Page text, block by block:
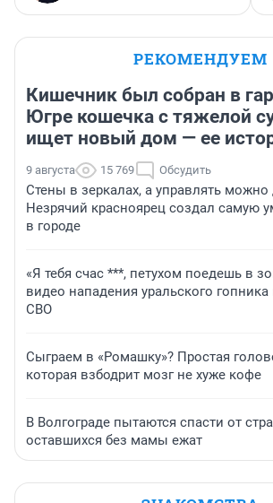
РЕКОМЕНДУЕМ
Кишечник был собран в
Югре кошечка с тяжелой
ищет новый дом — ее
9 августа 15 769 Обсудить
Стены в зеркалах, а управлять
Незрячий красноярец создал самую
в городе
«Я тебя счас ***, петухом поедешь в
видео нападения уральского гопника
СВО
Сыграем в «Ромашку»? Простая
которая взбодрит мозг не хуже кофе
В Волгограде пытаются спасти от
оставшихся без мамы ежат